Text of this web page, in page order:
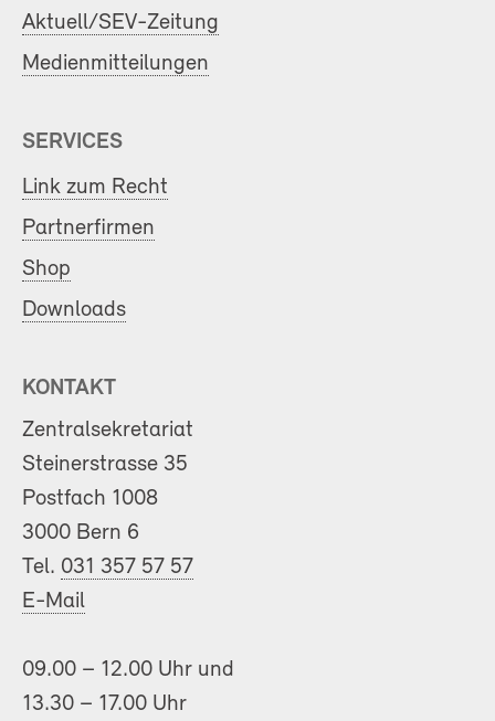
Aktuell/SEV-Zeitung
Medienmitteilungen
SERVICES
Link zum Recht
Partnerfirmen
Shop
Downloads
KONTAKT
Zentralsekretariat
Steinerstrasse 35
Postfach 1008
3000 Bern 6
Tel. 031 357 57 57
E-Mail
09.00 – 12.00 Uhr und
13.30 – 17.00 Uhr